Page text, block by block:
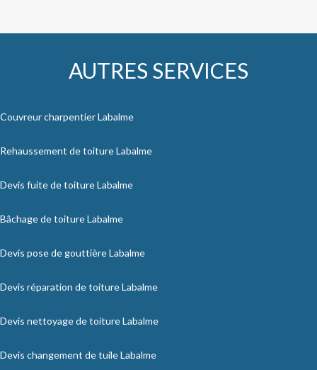
AUTRES SERVICES
Couvreur charpentier Labalme
Rehaussement de toiture Labalme
Devis fuite de toiture Labalme
Bâchage de toiture Labalme
Devis pose de gouttière Labalme
Devis réparation de toiture Labalme
Devis nettoyage de toiture Labalme
Devis changement de tuile Labalme